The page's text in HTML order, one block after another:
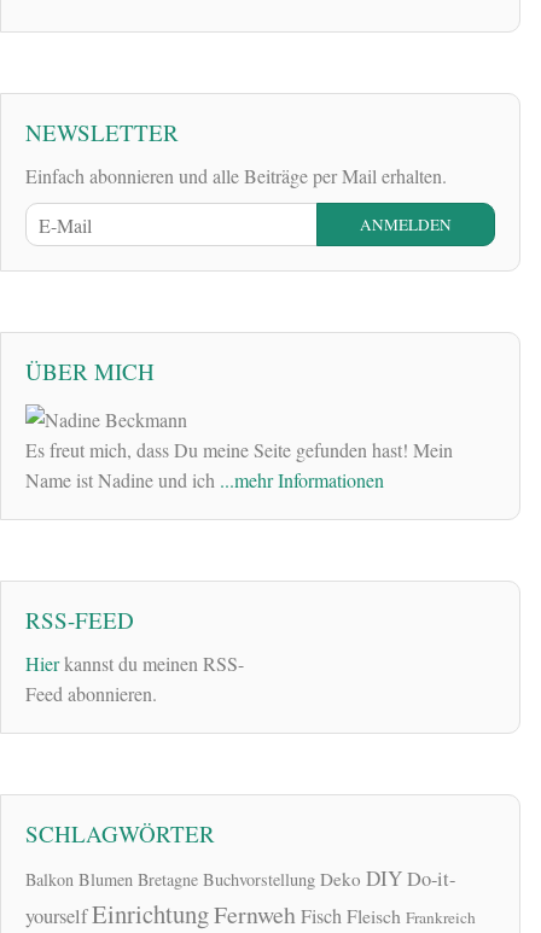
NEWSLETTER
Einfach abonnieren und alle Beiträge per Mail erhalten.
ÜBER MICH
Es freut mich, dass Du meine Seite gefunden hast! Mein
Name ist Nadine und ich ...mehr Informationen
RSS-FEED
Hierkannst du meinen RSS-
Feed abonnieren.
SCHLAGWÖRTER
Balkon Blumen Bretagne Buchvorstellung Deko DIYDo-it-
yourselfEinrichtungFernwehFischFleisch Frankreich